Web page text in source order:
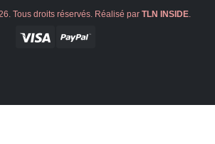
Tous droits réservés. Réalisé par TLN INSIDE.